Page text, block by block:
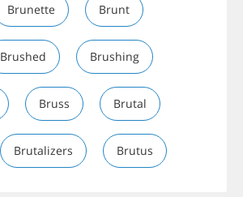
Brunette Brunt
Brushed Brushing
Bruss Brutal
Brutalizers Brutus